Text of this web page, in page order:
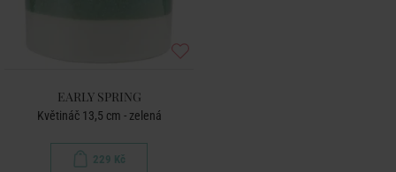
EARLY SPRING
Květináč 13,5 cm - zelená
229 Kč